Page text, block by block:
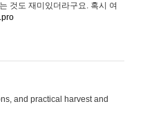
것도 재미있더라구요. 혹시 여
and practical harvest and